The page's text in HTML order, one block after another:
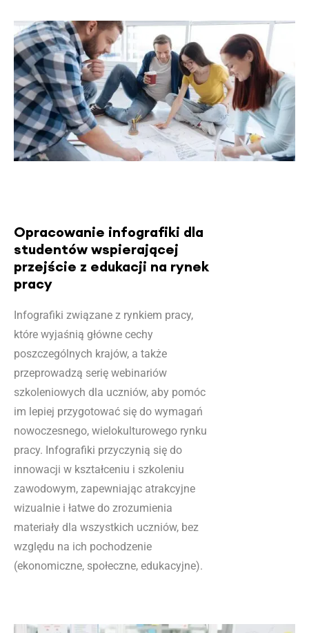
Opracowanie infografiki dla
studentów wspierającej
przejście z edukacji na rynek
pracy
Infografiki związane z rynkiem pracy,
które wyjaśnią główne cechy
poszczególnych krajów, a także
przeprowadzą serię webinariów
szkoleniowych dla uczniów, aby pomóc
im lepiej przygotować się do wymagań
nowoczesnego, wielokulturowego rynku
pracy. Infografiki przyczynią się do
innowacji w kształceniu i szkoleniu
zawodowym, zapewniając atrakcyjne
wizualnie i łatwe do zrozumienia
materiały dla wszystkich uczniów, bez
względu na ich pochodzenie
(ekonomiczne, społeczne, edukacyjne).